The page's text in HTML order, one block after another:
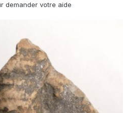
demander votre aide